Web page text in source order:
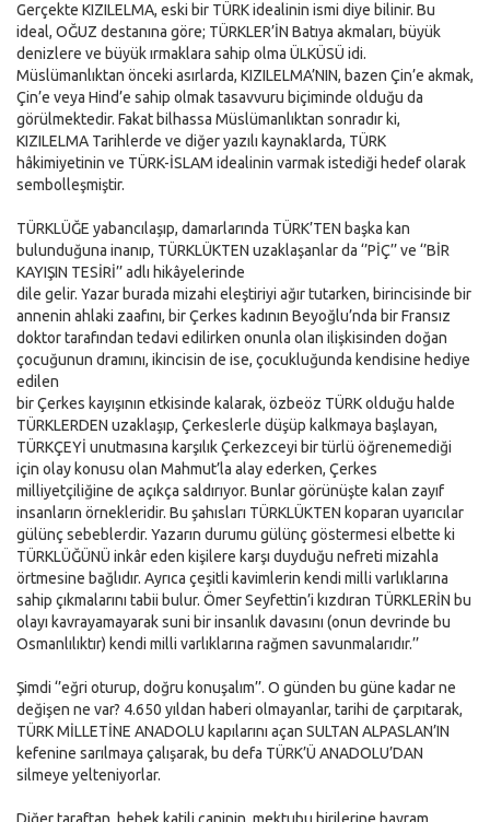
Gerçekte KIZILELMA, eski bir TÜRK idealinin ismi diye bilinir. Bu
ideal, OĞUZ destanına göre; TÜRKLER’İN Batıya akmaları, büyük
denizlere ve büyük ırmaklara sahip olma ÜLKÜSÜ idi.
Müslümanlıktan önceki asırlarda, KIZILELMA’NIN, bazen Çin’e akmak,
Çin’e veya Hind’e sahip olmak tasavvuru biçiminde olduğu da
görülmektedir. Fakat bilhassa Müslümanlıktan sonradır ki,
KIZILELMA Tarihlerde ve diğer yazılı kaynaklarda, TÜRK
hâkimiyetinin ve TÜRK-İSLAM idealinin varmak istediği hedef olarak
sembolleşmiştir.
TÜRKLÜĞE yabancılaşıp, damarlarında TÜRK’TEN başka kan
bulunduğuna inanıp, TÜRKLÜKTEN uzaklaşanlar da ‘’PİÇ’’ ve ‘’BİR
KAYIŞIN TESİRİ’’ adlı hikâyelerinde
dile gelir. Yazar burada mizahi eleştiriyi ağır tutarken, birincisinde bir
annenin ahlaki zaafını, bir Çerkes kadının Beyoğlu’nda bir Fransız
doktor tarafından tedavi edilirken onunla olan ilişkisinden doğan
çocuğunun dramını, ikincisin de ise, çocukluğunda kendisine hediye
edilen
bir Çerkes kayışının etkisinde kalarak, özbeöz TÜRK olduğu halde
TÜRKLERDEN uzaklaşıp, Çerkeslerle düşüp kalkmaya başlayan,
TÜRKÇEYİ unutmasına karşılık Çerkezceyi bir türlü öğrenemediği
için olay konusu olan Mahmut’la alay ederken, Çerkes
milliyetçiliğine de açıkça saldırıyor. Bunlar görünüşte kalan zayıf
insanların örnekleridir. Bu şahısları TÜRKLÜKTEN koparan uyarıcılar
gülünç sebeblerdir. Yazarın durumu gülünç göstermesi elbette ki
TÜRKLÜĞÜNÜ inkâr eden kişilere karşı duyduğu nefreti mizahla
örtmesine bağlıdır. Ayrıca çeşitli kavimlerin kendi milli varlıklarına
sahip çıkmalarını tabii bulur. Ömer Seyfettin’i kızdıran TÜRKLERİN bu
olayı kavrayamayarak suni bir insanlık davasını (onun devrinde bu
Osmanlılıktır) kendi milli varlıklarına rağmen savunmalarıdır.’’
Şimdi ‘’eğri oturup, doğru konuşalım’’. O günden bu güne kadar ne
değişen ne var? 4.650 yıldan haberi olmayanlar, tarihi de çarpıtarak,
TÜRK MİLLETİNE ANADOLU kapılarını açan SULTAN ALPASLAN’IN
kefenine sarılmaya çalışarak, bu defa TÜRK’Ü ANADOLU’DAN
silmeye yelteniyorlar.